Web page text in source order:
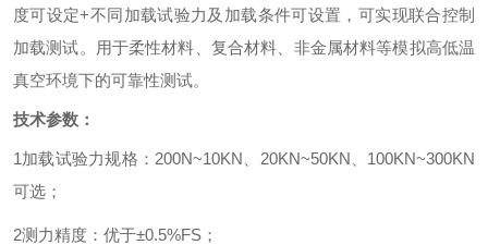
度可设定+不同加载试验力及加载条件可设置，可实现联合控制
加载测试。用于柔性材料、复合材料、非金属材料等模拟高低温
真空环境下的可靠性测试。
技术参数：
1加载试验力规格： 200N~10KN 20KN~50KN
100KN~300KN
可选；
2测力精度：优于±0.5%FS ；